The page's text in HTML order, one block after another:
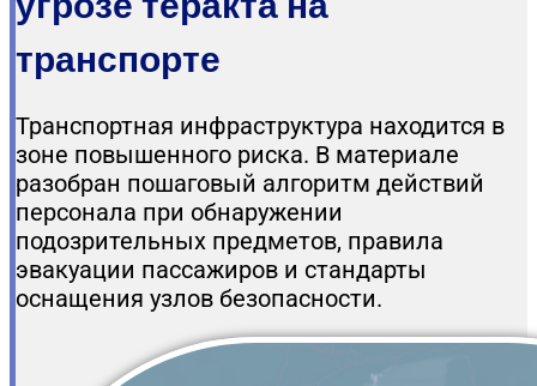
транспорте
Транспортная инфраструктура находится в
зоне повышенного риска. В материале
разобран пошаговый алгоритм действий
персонала при обнаружении
подозрительных предметов, правила
эвакуации пассажиров и стандарты
оснащения узлов безопасности.